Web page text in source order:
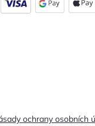
ochrany osobních